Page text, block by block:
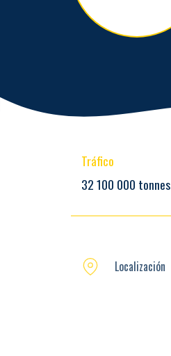
Tráfico
32 100 000 tonnes
Localización